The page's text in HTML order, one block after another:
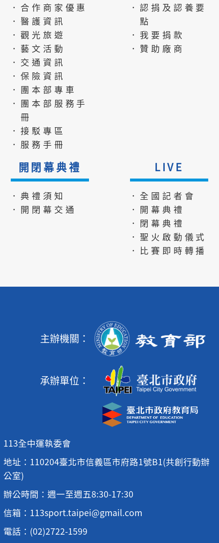
．合作商家優惠
．醫護資訊
．觀光旅遊
．藝文活動
．交通資訊
．保險資訊
．團本部專車
．團本部服務手
冊
．接駁專區
．服務手冊
．認捐及認養要
點
．我要捐款
．贊助廠商
開閉幕典禮
．典禮須知
．開閉幕交通
LIVE
．全國記者會
．開幕典禮
．閉幕典禮
．聖火啟動儀式
．比賽即時轉播
主辦機關：
承辦單位：
113全中運執委會
地址：110204臺北市信義區市府路1號B1(共創行動辦
公室)
辦公時間：週一至週五8:30-17:30
信箱：113sport.taipei@gmail.com
電話：(02)2722-1599